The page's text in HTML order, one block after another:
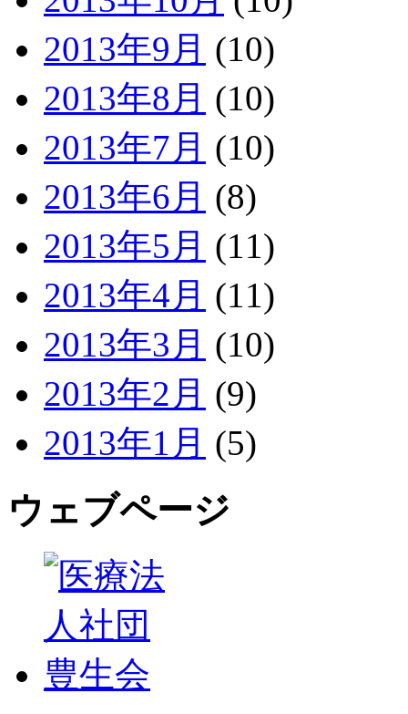
2013年9月 (10)
2013年8月 (10)
2013年7月 (10)
2013年6月 (8)
2013年5月 (11)
2013年4月 (11)
2013年3月 (10)
2013年2月 (9)
2013年1月 (5)
ウェブページ